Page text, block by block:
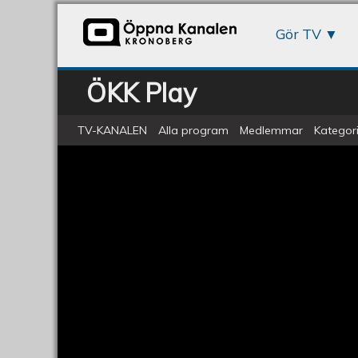
Gör TV
ÖKK Play
TV-KANALEN Alla program Medlemmar